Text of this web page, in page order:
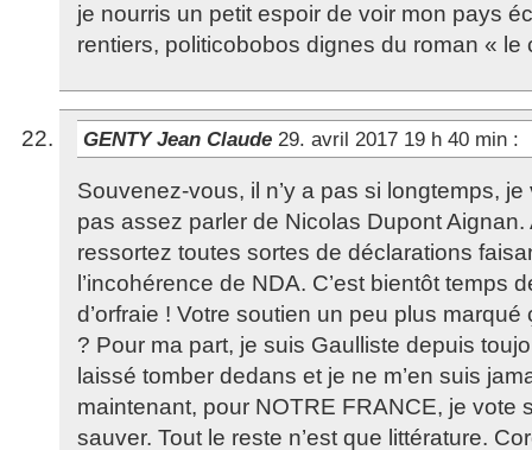
je nourris un petit espoir de voir mon pays
rentiers, politicobobos dignes du roman « le
GENTY Jean Claude 29. avril 2017 19 h 40 min :
Souvenez-vous, il n’y a pas si longtemps,
pas assez parler de Nicolas Dupont Aignan.
ressortez toutes sortes de déclarations
l’incohérence de NDA. C’est bientôt temps
d’orfraie ! Votre soutien un peu plus marqué
? Pour ma part, je suis Gaulliste depuis
laissé tomber dedans et je ne m’en suis
maintenant, pour NOTRE FRANCE, je vote
sauver. Tout le reste n’est que littérature.